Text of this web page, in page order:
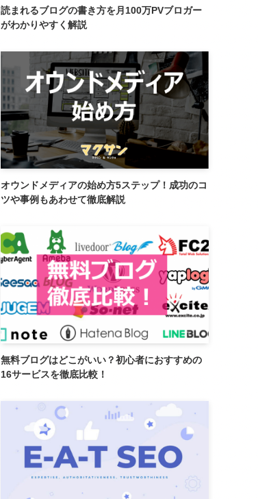
読まれるブログの書き方を月100万PVブロガー
がわかりやすく解説
オウンドメディアの始め方5ステップ！成功のコ
ツや事例もあわせて徹底解説
無料ブログはどこがいい？初心者におすすめの
16サービスを徹底比較！